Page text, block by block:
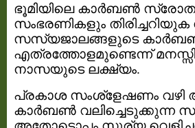
ഭൂമിയിലെ കാർബൺ
സംഭരണികളും തിരിച്ചറിയുക
സസ്യജാലങ്ങളുടെ
എത്രത്തോളമുണ്ടെന്ന്
നാസയുടെ ലക്ഷ്യം.
പ്രകാശ സംശ്ളേഷണം വഴി
കാർബൺ വലിച്ചെടുക്കുന്ന